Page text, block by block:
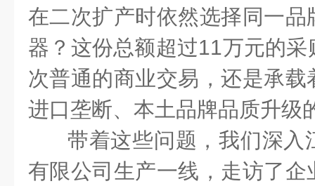
在二次扩产时依然选择同一
器？这份总额超过11万元的
次普通的商业交易，还是承
进口垄断、本土品牌品质升级
带着这些问题，我们深入
有限公司生产一线，走访了